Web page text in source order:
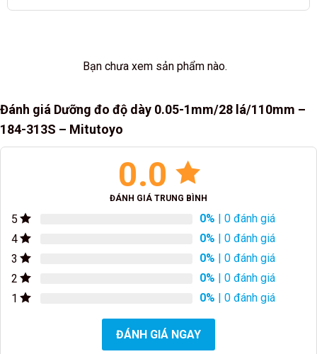
Bạn chưa xem sản phẩm nào.
Đánh giá Dưỡng đo độ dày 0.05-1mm/28 lá/110mm –
184-313S – Mitutoyo
0.0
ĐÁNH GIÁ TRUNG BÌNH
5 0% | 0 đánh giá
4
0% | 0 đánh giá
3
0% | 0 đánh giá
2
0% | 0 đánh giá
1
0% | 0 đánh giá
ĐÁNH GIÁ NGAY